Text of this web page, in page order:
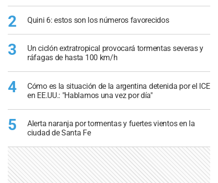
2 Quini 6: estos son los números favorecidos
3
Un ciclón extratropical provocará tormentas severas y
ráfagas de hasta 100 km/h
4
Cómo es la situación de la argentina detenida por el ICE
en EE.UU.: "Hablamos una vez por día"
5
Alerta naranja por tormentas y fuertes vientos en la
ciudad de Santa Fe